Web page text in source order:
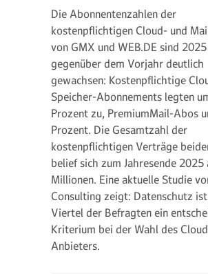
Die Abonnentenzahlen der
kostenpflichtigen Cloud- und
von GMX und WEB.DE sind 2025
gegenüber dem Vorjahr deutlich
gewachsen: Kostenpflichtige
Speicher-Abonnements legten
Prozent zu, PremiumMail-Abos
Prozent. Die Gesamtzahl der
kostenpflichtigen Verträge
belief sich zum Jahresende 2025
Millionen. Eine aktuelle Studie
Consulting zeigt: Datenschutz
Viertel der Befragten ein
Kriterium bei der Wahl des
Anbieters.